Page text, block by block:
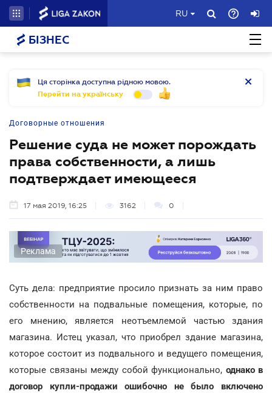
RU
БІЗНЕС
Ця сторінка доступна рідною мовою.
Перейти на українську
Договорные отношения
Решение суда не может порождать
права собственности, а лишь
подтверждает имеющееся
17 мая 2019, 16:25 3162 0
Реклама
Суть дела: предприятие просило признать за ним право
собственности на подвальные помещения, которые, по
его мнению, является неотъемлемой частью здания
магазина. Истец указал, что приобрел здание магазина,
которое состоит из подвального и ведущего помещения,
которые связаны между собой функционально, однако в
договор купли-продажи ошибочно не было включено